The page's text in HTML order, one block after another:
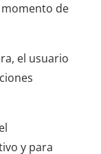
de
el usuario
y para